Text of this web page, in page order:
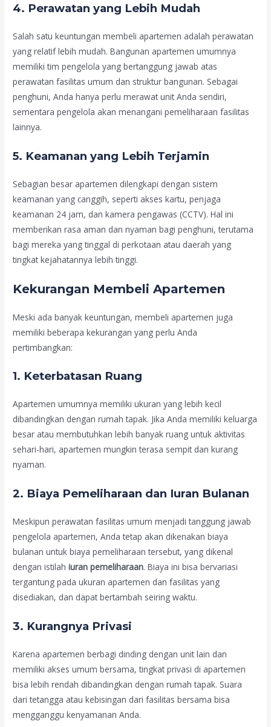
4. Perawatan yang Lebih Mudah
Salah satu keuntungan membeli apartemen adalah perawatan
yang relatif lebih mudah. Bangunan apartemen umumnya
memiliki tim pengelola yang bertanggung jawab atas
perawatan fasilitas umum dan struktur bangunan. Sebagai
penghuni, Anda hanya perlu merawat unit Anda sendiri,
sementara pengelola akan menangani pemeliharaan fasilitas
lainnya.
5. Keamanan yang Lebih Terjamin
Sebagian besar apartemen dilengkapi dengan sistem
keamanan yang canggih, seperti akses kartu, penjaga
keamanan 24 jam, dan kamera pengawas (CCTV). Hal ini
memberikan rasa aman dan nyaman bagi penghuni, terutama
bagi mereka yang tinggal di perkotaan atau daerah yang
tingkat kejahatannya lebih tinggi.
Kekurangan Membeli Apartemen
Meski ada banyak keuntungan, membeli apartemen juga
memiliki beberapa kekurangan yang perlu Anda
pertimbangkan:
1. Keterbatasan Ruang
Apartemen umumnya memiliki ukuran yang lebih kecil
dibandingkan dengan rumah tapak. Jika Anda memiliki keluarga
besar atau membutuhkan lebih banyak ruang untuk aktivitas
sehari-hari, apartemen mungkin terasa sempit dan kurang
nyaman.
2. Biaya Pemeliharaan dan Iuran Bulanan
Meskipun perawatan fasilitas umum menjadi tanggung jawab
pengelola apartemen, Anda tetap akan dikenakan biaya
bulanan untuk biaya pemeliharaan tersebut, yang dikenal
dengan istilahiuran pemeliharaan. Biaya ini bisa bervariasi
tergantung pada ukuran apartemen dan fasilitas yang
disediakan, dan dapat bertambah seiring waktu.
3. Kurangnya Privasi
Karena apartemen berbagi dinding dengan unit lain dan
memiliki akses umum bersama, tingkat privasi di apartemen
bisa lebih rendah dibandingkan dengan rumah tapak. Suara
dari tetangga atau kebisingan dari fasilitas bersama bisa
mengganggu kenyamanan Anda.